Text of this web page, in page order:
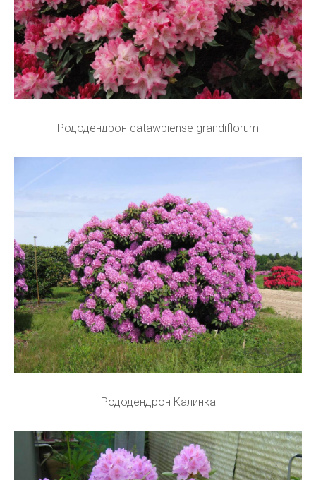
Рододендрон catawbiense grandiflorum
Рододендрон Калинка